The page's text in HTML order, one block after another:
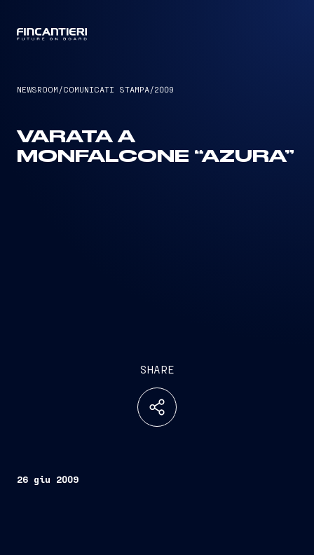
NEWSROOM /COMUNICATI STAMPA/2009
VARATA A
MONFALCONE “AZURA”
SHARE
26 giu 2009